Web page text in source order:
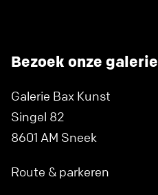
Bezoek onze galerie
Galerie Bax Kunst
Singel 82
8601 AM Sneek
Route & parkeren